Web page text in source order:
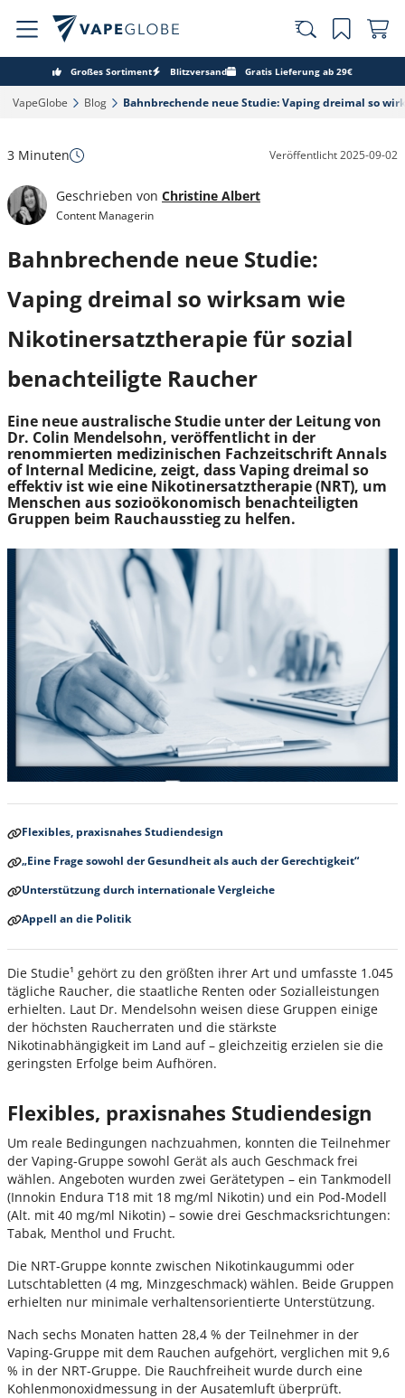
Großes Sortiment Blitzversand Gratis Lieferung ab 29€
VapeGlobe‎ Blog‎ Bahnbrechende neue Studie: Vaping dreimal so
3 Minuten Veröffentlicht2025-09-02
Geschrieben von Christine Albert
Content Managerin
Bahnbrechende neue Studie:
Vaping dreimal so wirksam wie
Nikotinersatztherapie für sozial
benachteiligte Raucher
Eine neue australische Studie unter der Leitung von
Dr. Colin Mendelsohn, veröffentlicht in der
renommierten medizinischen Fachzeitschrift Annals
of Internal Medicine, zeigt, dass Vaping dreimal so
effektiv ist wie eine Nikotinersatztherapie (NRT), um
Menschen aus sozioökonomisch benachteiligten
Gruppen beim Rauchausstieg zu helfen.
Flexibles, praxisnahes Studiendesign
„Eine Frage sowohl der Gesundheit als auch der Gerechtigkeit“
Unterstützung durch internationale Vergleiche
Appell an die Politik
Die Studie¹ gehört zu den größten ihrer Art und umfasste 1.045
tägliche Raucher, die staatliche Renten oder Sozialleistungen
erhielten. Laut Dr. Mendelsohn weisen diese Gruppen einige
der höchsten Raucherraten und die stärkste
Nikotinabhängigkeit im Land auf – gleichzeitig erzielen sie die
geringsten Erfolge beim Aufhören.
Flexibles, praxisnahes Studiendesign
Um reale Bedingungen nachzuahmen, konnten die Teilnehmer
der Vaping-Gruppe sowohl Gerät als auch Geschmack frei
wählen. Angeboten wurden zwei Gerätetypen – ein Tankmodell
(Innokin Endura T18 mit 18 mg/ml Nikotin) und ein Pod-Modell
(Alt. mit 40 mg/ml Nikotin) – sowie drei Geschmacksrichtungen:
Tabak, Menthol und Frucht.
Die NRT-Gruppe konnte zwischen Nikotinkaugummi oder
Lutschtabletten (4 mg, Minzgeschmack) wählen. Beide Gruppen
erhielten nur minimale verhaltensorientierte Unterstützung.
Nach sechs Monaten hatten 28,4 % der Teilnehmer in der
Vaping-Gruppe mit dem Rauchen aufgehört, verglichen mit 9,6
% in der NRT-Gruppe. Die Rauchfreiheit wurde durch eine
Kohlenmonoxidmessung in der Ausatemluft überprüft.